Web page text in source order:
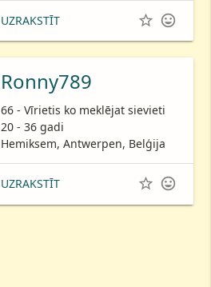
UZRAKSTĪT  
Ronny789
66 - Vīrietis ko meklējat sievieti
20 - 36 gadi
Hemiksem, Antwerpen, Belģija
UZRAKSTĪT  